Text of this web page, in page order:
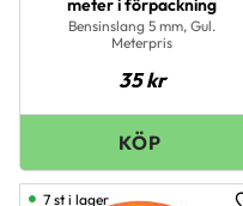
meter i förpackning
Bensinslang 5 mm, Gul.
Meterpris
35kr
7 st i lager